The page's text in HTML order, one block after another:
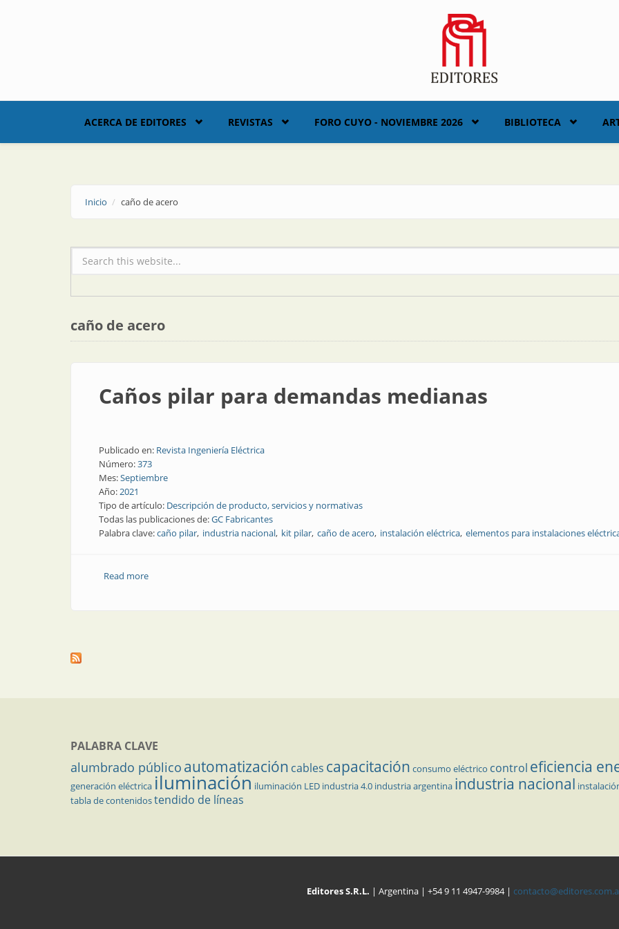
ACERCA DE EDITORES REVISTAS FORO CUYO - NOVIEMBRE 2026 BIBLIOTECA
Inicio caño de acero
Formulario de búsqueda
caño de acero
Caños pilar para demandas medianas
Publicado en: Revista Ingeniería Eléctrica
Número:373
Mes:Septiembre
Año:2021
Tipo de artículo: Descripción de producto, servicios y normativas
Todas las publicaciones de:GC Fabricantes
Palabra clave:caño pilar industria nacional kit pilar caño de acero instalación eléctrica elementos para instalaciones
Read moreabout Caños pilar para demandas medianas
PALABRA CLAVE
alumbrado público automatización cables capacitación consumo eléctrico control eficiencia
generación eléctrica iluminación iluminación LED industria 4.0 industria argentina industria nacional
tabla de contenidostendido de líneas
Editores S.R.L. | Argentina | +54 9 11 4947-9984 |